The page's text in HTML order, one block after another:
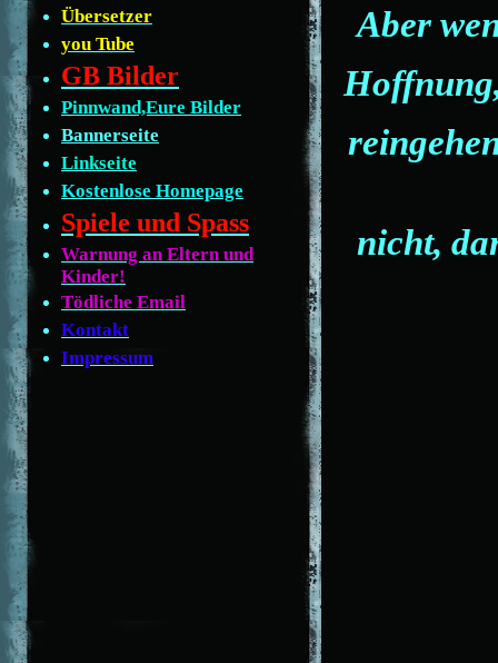
Übersetzer
you Tube
GB Bilder
Pinnwand,Eure Bilder
Bannerseite
Linkseite
Kostenlose Homepage
Spiele und Spass
Warnung an Eltern und
Kinder!
Tödliche Email
Kontakt
Impressum
Aber
nicht,